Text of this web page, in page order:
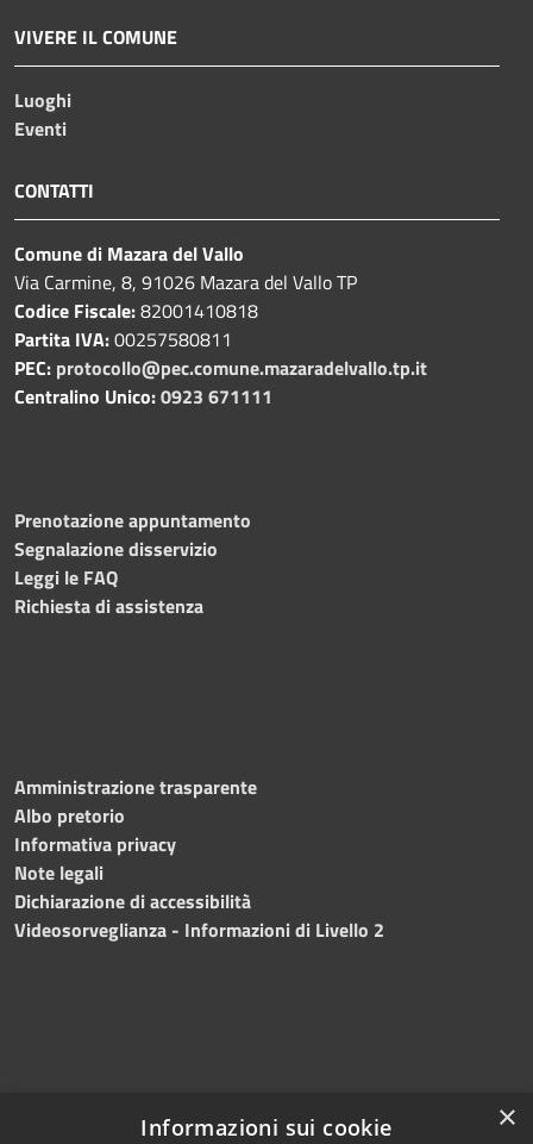
VIVERE IL COMUNE
Luoghi
Eventi
CONTATTI
Comune di Mazara del Vallo
Via Carmine, 8, 91026 Mazara del Vallo TP
Codice Fiscale:82001410818
Partita IVA:00257580811
PEC: protocollo@pec.comune.mazaradelvallo.tp.it
Centralino Unico:0923 671111
Prenotazione appuntamento
Segnalazione disservizio
Leggi le FAQ
Richiesta di assistenza
Amministrazione trasparente
Albo pretorio
Informativa privacy
Note legali
Dichiarazione di accessibilità
Videosorveglianza - Informazioni di Livello 2
×
Informazioni sui cookie